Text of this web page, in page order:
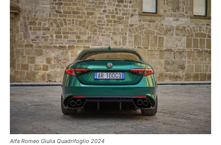
Alfa Romeo Giulia Quadrifoglio 2024